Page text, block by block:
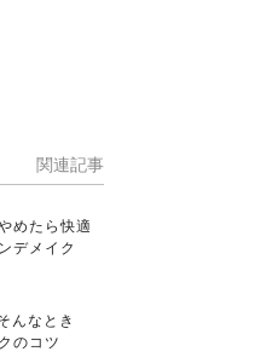
関連記事
めたら快適
デメイク
んなとき
のコツ